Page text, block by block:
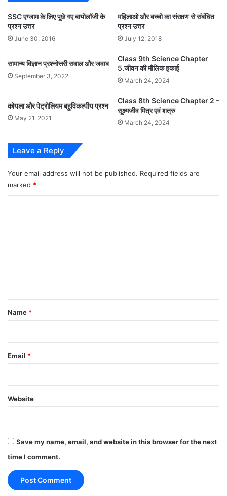
SSC एग्जाम के लिए पूछे गए बायोलॉजी के
प्रश्न उत्तर
June 30, 2016
महिलाओ और बच्चो का संरक्षण से संबंधित
प्रश्न उत्तर
July 12, 2018
सामान्य विज्ञान प्रश्नोत्तरी सवाल और जवाब
September 3, 2022
Class 9th Science Chapter
5.जीवन की मौलिक इकाई
March 24, 2024
कोयला और पेट्रोलियम बहुविकल्पीय प्रश्न
May 21, 2021
Class 8th Science Chapter 2 –
सूक्ष्मजीव मित्र एवं शत्रु
March 24, 2024
Leave a Reply
Your email address will not be published. Required fields are
marked *
*
Name *
Email *
Website
Save my name, email, and website in this browser for the next
time I comment.